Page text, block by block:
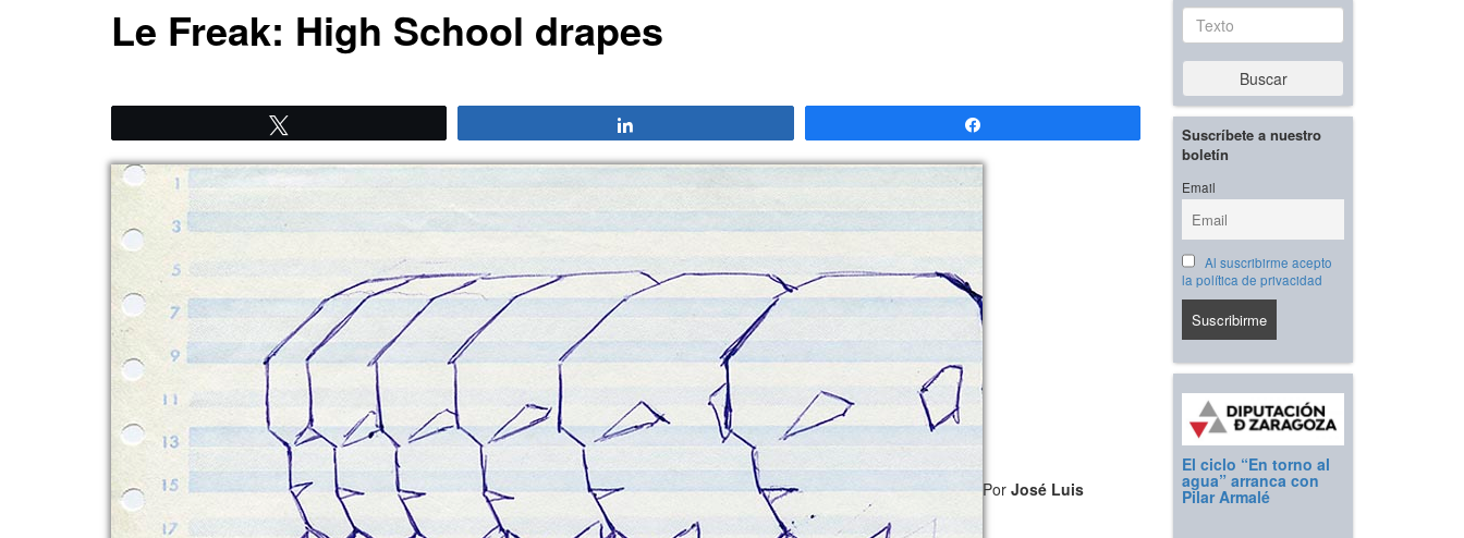
Le Freak: High School drapes
Por José Luis
Texto
Buscar
Suscríbete a nuestro
boletín
Email
Al suscribirme acepto
la política de privacidad
El ciclo “En torno al
agua” arranca con
Pilar Armalé